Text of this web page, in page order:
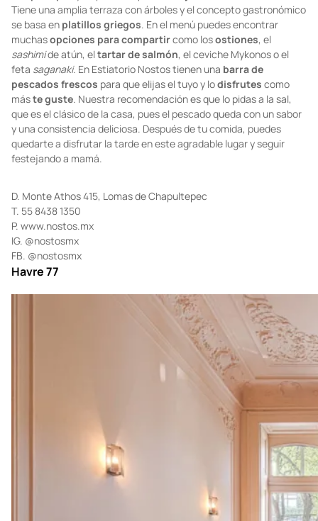
Foto:Facebook
Estenuevo restauranteestá ubicadoen Lomas de
Chapultepecy es perfecto parafestejarcon toda la familia
Tiene una amplia terraza con árboles y el concepto gastronómico
se basa enplatillos griegos. En el menú puedes encontrar
muchasopciones para compartir como losostiones, el
sashimide atún, el tartar de salmón, el ceviche Mykonos o el
fetasaganaki. En Estiatorio Nostos tienen una barra de
pescados frescospara que elijas el tuyo y lo disfrutes
como
te guste
y una consistencia deliciosa. Después de tu comida, puedes
quedarte a disfrutar la tarde en este agradable lugar y seguir
festejando a mamá.
D. Monte Athos 415, Lomas de Chapultepec
P.www.nostos.mx